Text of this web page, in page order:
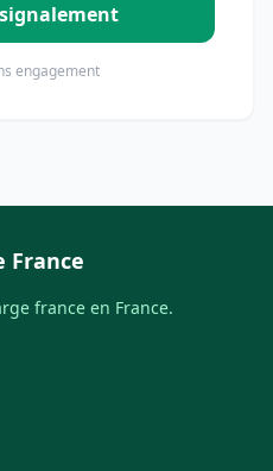
engagement
France
france en France.